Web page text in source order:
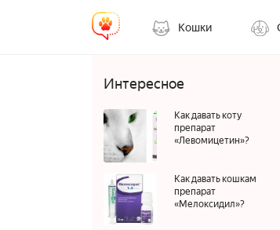
Кошки
Интересное
Как давать коту
препарат
«Левомицетин»?
Как давать кошкам
препарат
«Мелоксидил»?